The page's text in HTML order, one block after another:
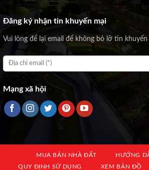
Đăng ký nhận tin khuyến mại
Vui lòng để lại email để không bỏ lỡ tin
Mạng xã hội
MUA BÁN NHÀ ĐẤT
HƯỚNG
QUY ĐỊNH SỬ DỤNG
XEM BẢN ĐỒ